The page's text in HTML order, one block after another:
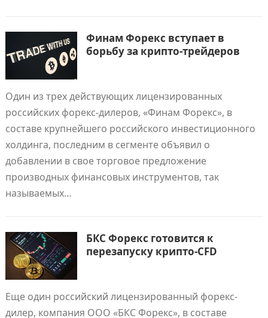
Финам Форекс вступает в
борьбу за крипто-трейдеров
Один из трех действующих лицензированных
российских форекс-дилеров, «Финам Форекс», в
составе крупнейшего российского инвестиционного
холдинга, последним в сегменте объявил о
добавлении в свое торговое предложение
производных финансовых инструментов, так
называемых…
БКС Форекс готовится к
перезапуску крипто-CFD
Еще один российский лицензированный форекс-
дилер, компания ООО «БКС Форекс», в составе